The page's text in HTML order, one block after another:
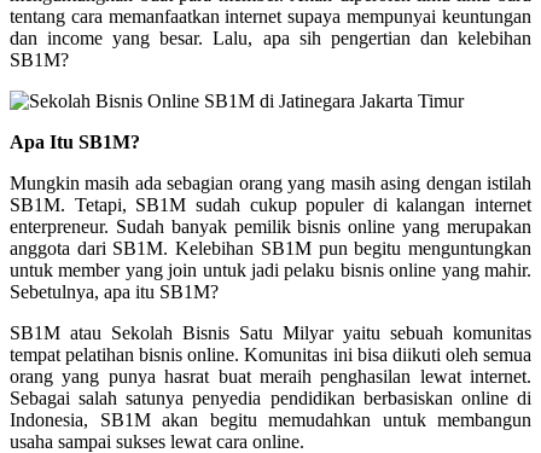
tentang cara memanfaatkan internet supaya mempunyai keuntungan
dan income yang besar. Lalu, apa sih pengertian dan kelebihan
SB1M?
Apa Itu SB1M?
Mungkin masih ada sebagian orang yang masih asing dengan istilah
SB1M. Tetapi, SB1M sudah cukup populer di kalangan internet
enterpreneur. Sudah banyak pemilik bisnis online yang merupakan
anggota dari SB1M. Kelebihan SB1M pun begitu menguntungkan
untuk member yang join untuk jadi pelaku bisnis online yang mahir.
Sebetulnya, apa itu SB1M?
SB1M atau Sekolah Bisnis Satu Milyar yaitu sebuah komunitas
tempat pelatihan bisnis online. Komunitas ini bisa diikuti oleh semua
orang yang punya hasrat buat meraih penghasilan lewat internet.
Sebagai salah satunya penyedia pendidikan berbasiskan online di
Indonesia, SB1M akan begitu memudahkan untuk membangun
usaha sampai sukses lewat cara online.